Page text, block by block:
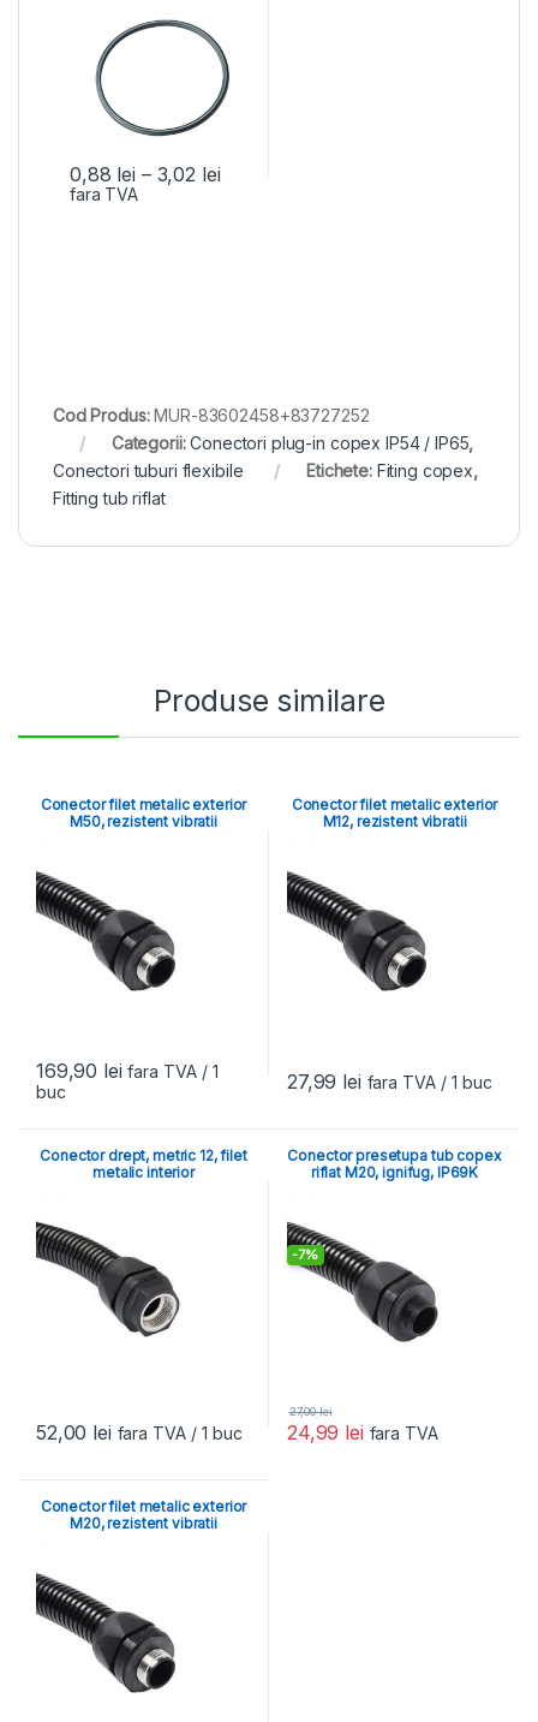
KSV si WSV
0,88 lei – 3,02 lei
fara TVA
Cod Produs:MUR-83602458+83727252
Categorii:Conectori plug-in copex IP54 / IP65,
Conectori tuburi flexibile
Etichete: Fiting copex,
Fitting tub riflat
Produse similare
Conector filet metalic exterior
M50, rezistent vibratii
169,90 lei fara TVA / 1
buc
Conector filet metalic exterior
M12, rezistent vibratii
27,99 lei fara TVA / 1 buc
Conector drept, metric 12, filet
metalic interior
52,00 lei fara TVA / 1 buc
Conector presetupa tub copex
riflat M20, ignifug, IP69K
-7%
24,99 lei
27,00lei
fara TVA
Conector filet metalic exterior
M20, rezistent vibratii